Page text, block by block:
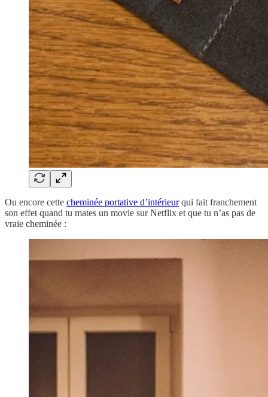
Ou encore cette cheminée portative d’intérieurqui fait franchement
son effet quand tu mates un movie sur Netflix et que tu n’as pas de
vraie cheminée :